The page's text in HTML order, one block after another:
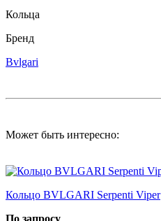
Кольца
Бренд
Bvlgari
Может быть интересно:
Кольцо BVLGARI Serpenti Viper
По запросу